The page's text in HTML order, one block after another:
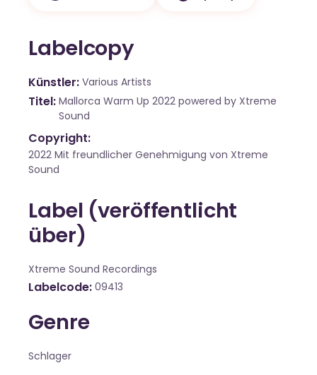
Labelcopy
Künstler Various Artists
Titel Mallorca Warm Up 2022 powered by Xtreme
Sound
Copyright:
2022 Mit freundlicher Genehmigung von Xtreme
Sound
Label (veröffentlicht
über)
Xtreme Sound Recordings
Labelcode 09413
Genre
Schlager